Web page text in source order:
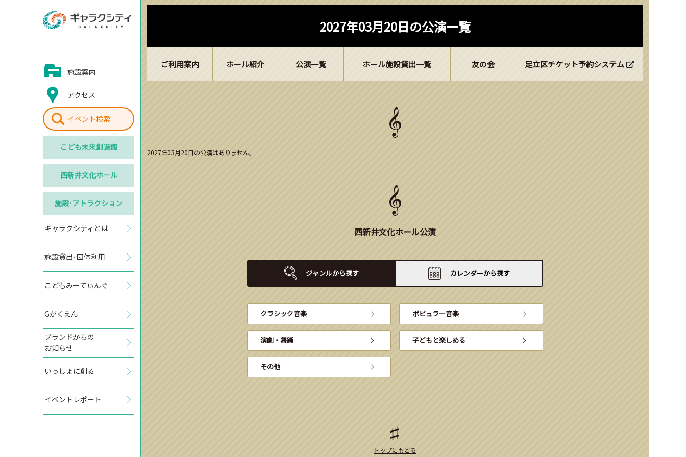
施設案内
アクセス
イベント検索
こども未来創造館
西新井文化ホール
施設･アトラクション
ギャラクシティとは
施設貸出･団体利用
こどもみーてぃんぐ
Gがくえん
ブランドからの
お知らせ
いっしょに創る
イベントレポート
2027年03月20日の公演一覧
ご利用案内 ホール紹介 公演一覧 ホール施設貸出一覧 友の会 足立区チケット予約システム
2027年03月20日の公演はありません。
西新井文化ホール公演
ジャンルから探す カレンダーから探す
クラシック音楽 ポピュラー音楽
演劇・舞踊 子どもと楽しめる
その他
トップにもどる